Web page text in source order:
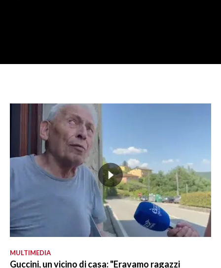
MULTIMEDIA
Guccini, un vicino di casa: "Eravamo ragazzi